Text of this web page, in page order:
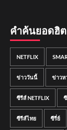
คำค้นยอดฮิต
NETFLIX
ข่าววันนี้ ข่าวห
ซีรีส์ NETFLIX
ซีรีส์ไทย ซีรี่ย์